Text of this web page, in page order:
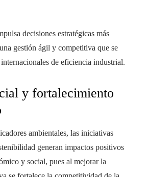
decisiones estratégicas más
gestión ágil y competitiva que se
internacionales de eficiencia industrial.
y fortalecimiento
ambientales, las iniciativas
generan impactos positivos
y social, pues al mejorar la